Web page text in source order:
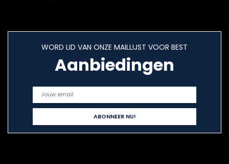
WORD LID VAN ONZE MAILLIJST VOOR BEST
Aanbiedingen